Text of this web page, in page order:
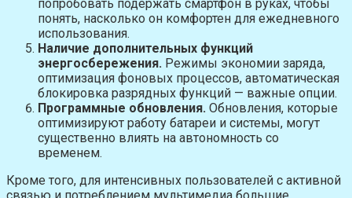
попробовать подержать смартфон в руках, чтобы
понять, насколько он комфортен для ежедневного
использования.
Наличие дополнительных функций
энергосбережения. Режимы экономии заряда,
оптимизация фоновых процессов, автоматическая
блокировка разрядных функций — важные опции.
Программные обновления. Обновления, которые
оптимизируют работу батареи и системы, могут
существенно влиять на автономность со
временем.
Кроме того, для интенсивных пользователей с активной